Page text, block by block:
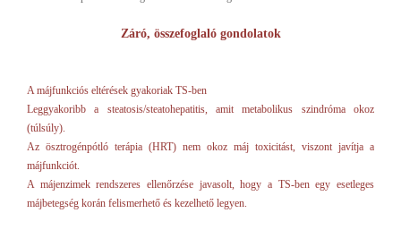
Záró, összefoglaló gondolatok
A májfunkciós eltérések gyakoriak TS-ben
Leggyakoribb a steatosis/steatohepatitis, amit metabolikus szindróma okoz
(túlsúly).
Az ösztrogénpótló terápia (HRT) nem okoz máj toxicitást, viszont javítja a
májfunkciót.
A májenzimek rendszeres ellenőrzése javasolt, hogy a TS-ben egy esetleges
májbetegség korán felismerhető és kezelhető legyen.